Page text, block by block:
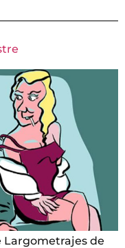
Largometrajes de